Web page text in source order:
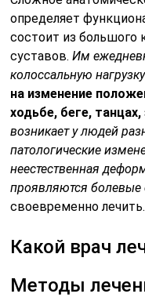
определяет
состоит из большого
суставов.Им
колоссальную нагрузку
на изменение
ходьбе, беге,
возникает у людей
патологические
неестественная
проявляются
своевременно лечить.
Какой врач
Методы